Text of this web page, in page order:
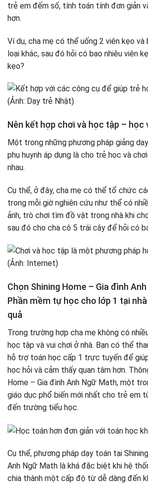
trẻ em đếm số, tính toán tính đơn giản
hơn.
Ví dụ, cha mẹ có thể uống 2 viên kẹo và
loại khác, sau đó hỏi có bao nhiêu viên
kẹo?
Nên kết hợp chơi và học tập – học
Một trong những phương pháp giảng
phụ huynh áp dụng là cho trẻ học và
nhau.
Cụ thể, ở đây, cha mẹ có thể tổ chức
trong mỗi giờ nghiên cứu như thể có
ảnh, trò chơi tìm đồ vật trong nhà khi
sau đó cho cha cô 5 trái cây để hỏi có
Chọn Shining Home – Gia đình
Phần mềm tự học cho lớp 1 tại
quả
Trong trường hợp cha mẹ không có
học tập và vui chơi ở nhà. Bạn có thể
hỗ trợ toán học cấp 1 trực tuyến để
học hỏi và cảm thấy quan tâm hơn.
Home – Gia đình Anh Ngữ Math, một
giáo dục phổ biến mới nhất cho trẻ em
đến trường tiểu học.
Cụ thể, phương pháp dạy toán tại
Anh Ngữ Math là khá đặc biệt khi hệ
chia thành một cấp độ từ dễ dàng đến